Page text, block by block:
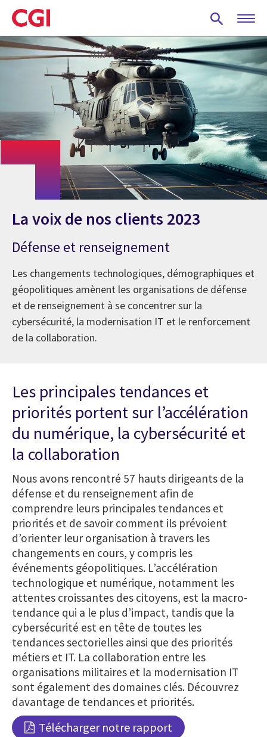
Skip
to
main
content
La voix de nos clients 2023
Défense et renseignement
Les changements technologiques, démographiques et
géopolitiques amènent les organisations de défense
et de renseignement à se concentrer sur la
cybersécurité, la modernisation IT et le renforcement
de la collaboration.
Les principales tendances et
priorités portent sur l’accélération
du numérique, la cybersécurité et
la collaboration
Nous avons rencontré 57 hauts dirigeants de la
défense et du renseignement afin de
comprendre leurs principales tendances et
priorités et de savoir comment ils prévoient
d’orienter leur organisation à travers les
changements en cours, y compris les
événements géopolitiques. L’accélération
technologique et numérique, notamment les
attentes croissantes des citoyens, est la macro-
tendance qui a le plus d’impact, tandis que la
cybersécurité est en tête de toutes les
tendances sectorielles ainsi que des priorités
métiers et IT. La collaboration entre les
organisations militaires et la modernisation IT
sont également des domaines clés. Découvrez
davantage de tendances et priorités.
Télécharger notre rapport